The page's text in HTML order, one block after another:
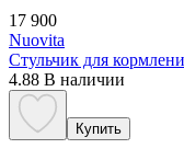
17 900
Nuovita
Стульчик для
4.88 В наличии
Купить